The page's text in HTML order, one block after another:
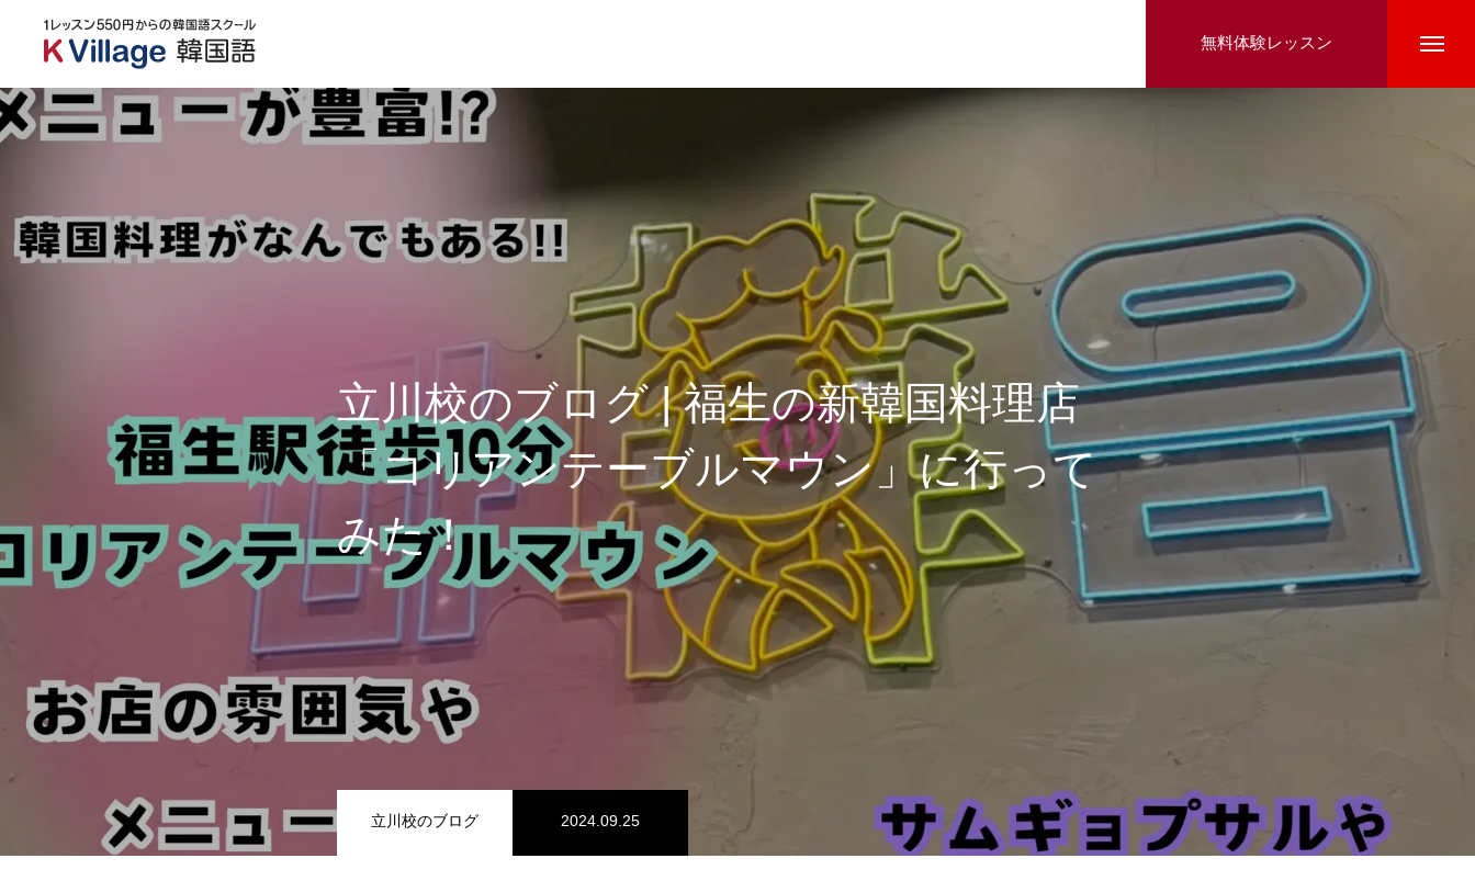
無料体験レッスン
立川校のブログ | 福生の新韓国料理店
「コリアンテーブルマウン」に行って
みた！
立川校のブログ 2024.09.25